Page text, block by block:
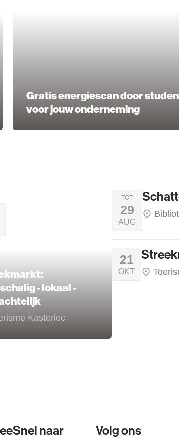
Gratis energiescan door
voor jouw onderneming
kleinschalig - lokaal -
- lokaal -
Kasterlee
TOT
ZA
29
AUG
WO
21
OKT
Snel naar Volg ons